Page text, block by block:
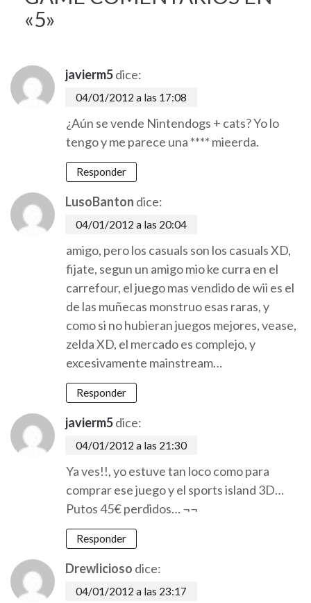
«5»
javierm5dice:
04/01/2012 a las 17:08
¿Aún se vende Nintendogs + cats? Yo lo
tengo y me parece una **** mieerda.
Responder
LusoBanton dice:
04/01/2012 a las 20:04
amigo, pero los casuals son los casuals XD,
fijate, segun un amigo mio ke curra en el
carrefour, el juego mas vendido de wii es el
de las muñecas monstruo esas raras, y
como si no hubieran juegos mejores, vease,
zelda XD, el mercado es complejo, y
excesivamente mainstream…
Responder
javierm5dice:
04/01/2012 a las 21:30
Ya ves!!, yo estuve tan loco como para
comprar ese juego y el sports island 3D…
Putos 45€ perdidos… ¬¬
Responder
Drewlicioso dice:
04/01/2012 a las 23:17